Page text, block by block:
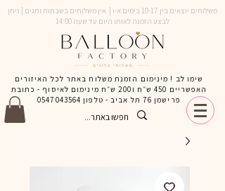
משלוחים יוצאים בין 10-17 בימים א-ו | אין משלוחים בשבתות וחגים | ניתן
לבצע הזמנה לאותו היום עד שעה 14:00
שימו לב ! מינימום הזמנת משלוח באתר לכל האיזורים
האפשריים 450 ש״ח ו200 ש״ח מינימום לאיסוף - כתובת
פרישמן 76 תל אביב - טלפון
0547043564